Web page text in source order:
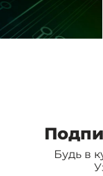
Будь в